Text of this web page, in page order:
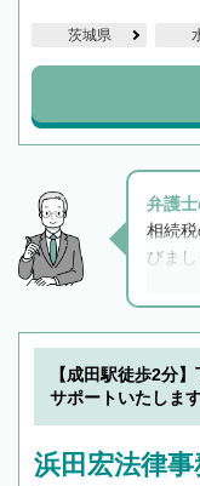
茨城県
弁護
相続
びま
と他
解決
でき
でフ
で複
【成田駅徒歩2分
サポートいたしま
浜田宏法律